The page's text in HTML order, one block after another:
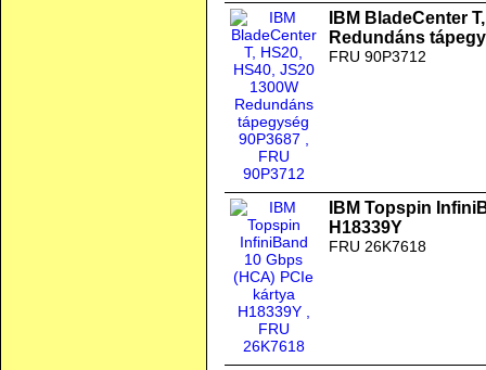
IBM BladeCenter
Redundáns
FRU 90P3712
IBM Topspin
H18339Y
FRU 26K7618